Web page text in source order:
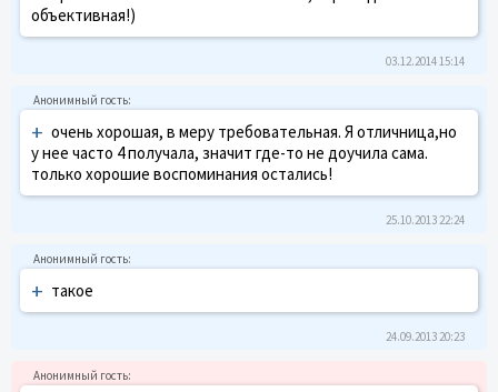
объективная!)
03.12.2014 15:14
+ очень хорошая, в меру требовательная. Я отличница,но
у нее часто 4 получала, значит где-то не доучила сама.
только хорошие воспоминания остались!
25.10.2013 22:24
+ такое
24.09.2013 20:23